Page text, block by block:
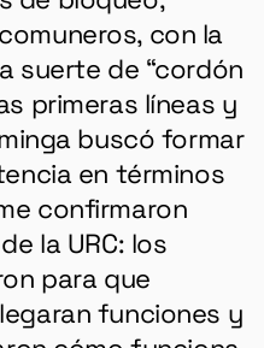
con la
suerte de “cordón
primeras líneas y
buscó formar
en términos
confirmaron
la URC: los
para que
funciones y